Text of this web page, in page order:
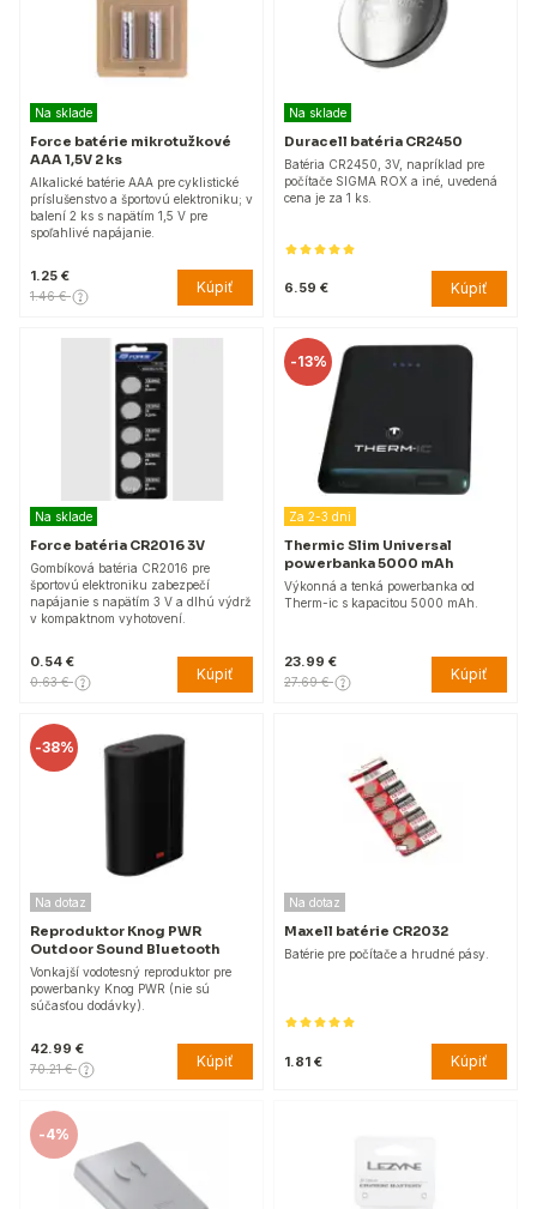
Na sklade
Force batérie mikrotužkové
AAA 1,5V 2 ks
Alkalické batérie AAA pre cyklistické
príslušenstvo a športovú elektroniku; v
balení 2 ks s napätím 1,5 V pre
spoľahlivé napájanie.
1.25 €
1.46 € Kúpiť
Na sklade
Duracell batéria CR2450
Batéria CR2450, 3V, napríklad pre
počítače SIGMA ROX a iné, uvedená
cena je za 1 ks.
6.59 € Kúpiť
Na sklade
Force batéria CR2016 3V
Gombíková batéria CR2016 pre
športovú elektroniku zabezpečí
napájanie s napätím 3 V a dlhú výdrž
v kompaktnom vyhotovení.
0.54 €
0.63 € Kúpiť
-13%
Za 2-3 dni
Thermic Slim Universal
powerbanka 5000 mAh
Výkonná a tenká powerbanka od
Therm-ic s kapacitou 5000 mAh.
23.99 €
27.69 € Kúpiť
-38%
Na dotaz
Reproduktor Knog PWR
Outdoor Sound Bluetooth
Vonkajší vodotesný reproduktor pre
powerbanky Knog PWR (nie sú
súčasťou dodávky).
42.99 €
70.21 € Kúpiť
Na dotaz
Maxell batérie CR2032
Batérie pre počítače a hrudné pásy.
1.81 € Kúpiť
-4%